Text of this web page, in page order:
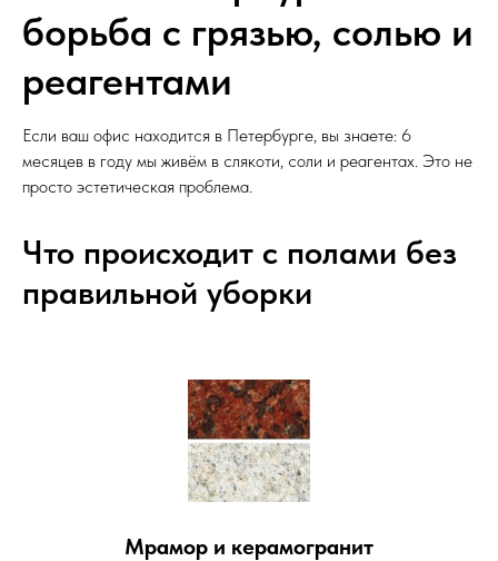
борьба с грязью, солью и
реагентами
Если ваш офис находится в Петербурге, вы знаете: 6
месяцев в году мы живём в слякоти, соли и реагентах. Это не
просто эстетическая проблема.
Что происходит с полами без
правильной уборки
Мрамор и керамогранит